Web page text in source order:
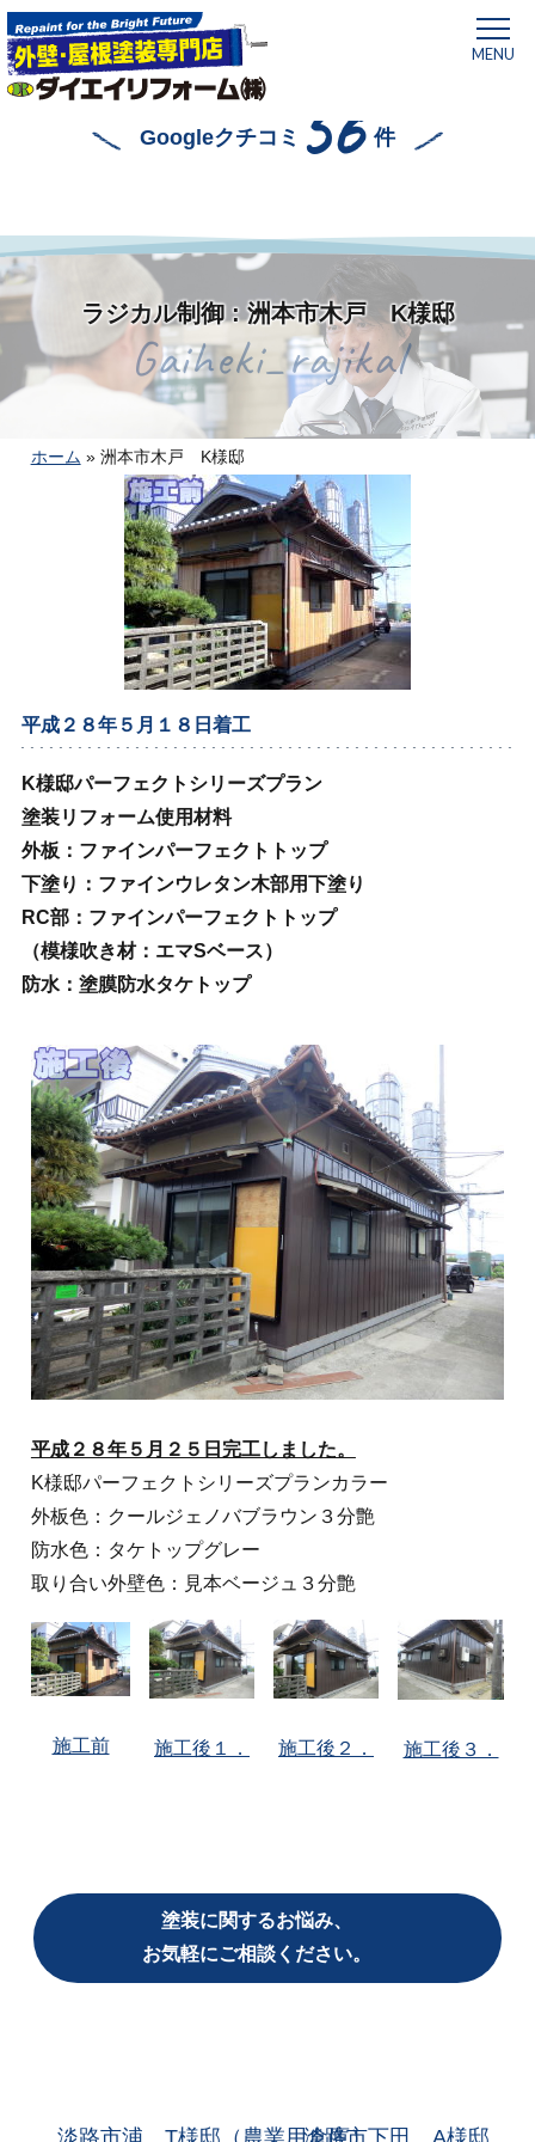
MENU
Googleクチコミ 56 件
ホーム » 洲本市木戸 K様邸
ラジカル制御 : 洲本市木戸 K様邸
Gaiheki_rajikal
平成２８年５月１８日着工
K様邸パーフェクトシリーズプラン
塗装リフォーム使用材料
外板：ファインパーフェクトトップ
下塗り：ファインウレタン木部用下塗り
RC部：ファインパーフェクトトップ
（模様吹き材：エマSベース）
防水：塗膜防水タケトップ
平成２８年５月２５日完工しました。
K様邸パーフェクトシリーズプランカラー
外板色：クールジェノバブラウン３分艶
防水色：タケトップグレー
取り合い外壁色：見本ベージュ３分艶
施工前 施工後１． 施工後２． 施工後３．
塗装に関するお悩み、
お気軽にご相談ください。
淡路市浦 T様邸（農業用倉庫）淡路市下田 A様邸